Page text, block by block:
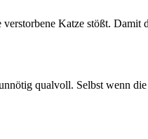
Katze stößt.
qualvoll. Selbst wenn